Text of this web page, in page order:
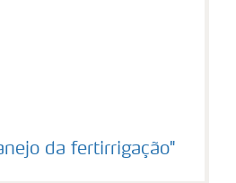
da fertirrigação"